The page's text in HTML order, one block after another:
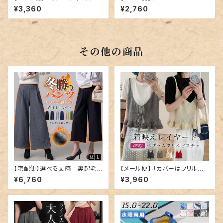
リーツ ストラップ つば広／hat3
28
¥3,360
日除け ハット レディース／hat
329
¥2,760
その他の商品
【宅配便】選べる丈感 裏起毛タ
ックワイドパンツ 暖パン／pant
s591
¥6,760
【メール便】 「カバーはフリルに
混ぜる」ニットビスチェ ペプラム
フリル キャミソール／tops241
2
¥3,960